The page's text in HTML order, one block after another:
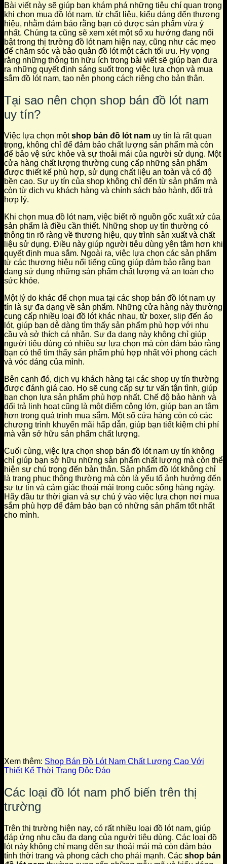
Bài viết này sẽ giúp bạn khám phá những tiêu chí quan trọng
khi chọn mua đồ lót nam, từ chất liệu, kiểu dáng đến thương
hiệu, nhằm đảm bảo rằng bạn có được sản phẩm vừa ý
nhất. Chúng ta cũng sẽ xem xét một số xu hướng đang nổi
bật trong thị trường đồ lót nam hiện nay, cũng như các mẹo
để chăm sóc và bảo quản đồ lót một cách tối ưu. Hy vọng
rằng những thông tin hữu ích trong bài viết sẽ giúp bạn đưa
ra những quyết định sáng suốt trong việc lựa chọn và mua
sắm đồ lót nam, tạo nên phong cách riêng cho bản thân.
Tại sao nên chọn shop bán đồ lót nam
uy tín?
Việc lựa chọn mộtshop bán đồ lót nam uy tín là rất quan
trọng, không chỉ để đảm bảo chất lượng sản phẩm mà còn
để bảo vệ sức khỏe và sự thoải mái của người sử dụng. Một
cửa hàng chất lượng thường cung cấp những sản phẩm
được thiết kế phù hợp, sử dụng chất liệu an toàn và có độ
bền cao. Sự uy tín của shop không chỉ đến từ sản phẩm mà
còn từ dịch vụ khách hàng và chính sách bảo hành, đổi trả
hợp lý.
Khi chọn mua đồ lót nam, việc biết rõ nguồn gốc xuất xứ của
sản phẩm là điều cần thiết. Những shop uy tín thường có
thông tin rõ ràng về thương hiệu, quy trình sản xuất và chất
liệu sử dụng. Điều này giúp người tiêu dùng yên tâm hơn khi
quyết định mua sắm. Ngoài ra, việc lựa chọn các sản phẩm
từ các thương hiệu nổi tiếng cũng giúp đảm bảo rằng bạn
đang sử dụng những sản phẩm chất lượng và an toàn cho
sức khỏe.
Một lý do khác để chọn mua tại các shop bán đồ lót nam uy
tín là sự đa dạng về sản phẩm. Những cửa hàng này thường
cung cấp nhiều loại đồ lót khác nhau, từ boxer, slip đến áo
lót, giúp bạn dễ dàng tìm thấy sản phẩm phù hợp với nhu
cầu và sở thích cá nhân. Sự đa dạng này không chỉ giúp
người tiêu dùng có nhiều sự lựa chọn mà còn đảm bảo rằng
bạn có thể tìm thấy sản phẩm phù hợp nhất với phong cách
và vóc dáng của mình.
Bên cạnh đó, dịch vụ khách hàng tại các shop uy tín thường
được đánh giá cao. Họ sẽ cung cấp sự tư vấn tận tình, giúp
bạn chọn lựa sản phẩm phù hợp nhất. Chế độ bảo hành và
đổi trả linh hoạt cũng là một điểm cộng lớn, giúp bạn an tâm
hơn trong quá trình mua sắm. Một số cửa hàng còn có các
chương trình khuyến mãi hấp dẫn, giúp bạn tiết kiệm chi phí
mà vẫn sở hữu sản phẩm chất lượng.
Cuối cùng, việc lựa chọn shop bán đồ lót nam uy tín không
chỉ giúp bạn sở hữu những sản phẩm chất lượng mà còn thể
hiện sự chú trọng đến bản thân. Sản phẩm đồ lót không chỉ
là trang phục thông thường mà còn là yếu tố ảnh hưởng đến
sự tự tin và cảm giác thoải mái trong cuộc sống hàng ngày.
Hãy đầu tư thời gian và sự chú ý vào việc lựa chọn nơi mua
sắm phù hợp để đảm bảo bạn có những sản phẩm tốt nhất
cho mình.
Xem thêm: Shop Bán Đồ Lót Nam Chất Lượng Cao Với
Thiết Kế Thời Trang Độc Đáo
Các loại đồ lót nam phổ biến trên thị
trường
Trên thị trường hiện nay, có rất nhiều loại đồ lót nam, giúp
đáp ứng nhu cầu đa dạng của người tiêu dùng. Các loại đồ
lót này không chỉ mang đến sự thoải mái mà còn đảm bảo
tính thời trang và phong cách cho phái mạnh. Các shop bán